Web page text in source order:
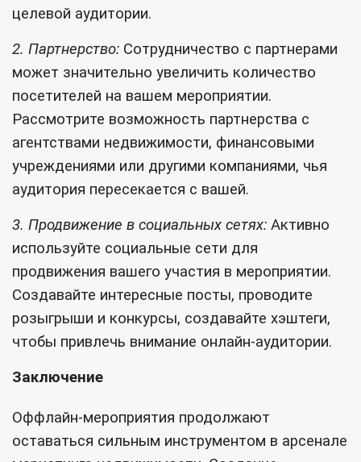
целевой аудитории.
2. Партнерство: Сотрудничество с партнерами
может значительно увеличить количество
посетителей на вашем мероприятии.
Рассмотрите возможность партнерства с
агентствами недвижимости, финансовыми
учреждениями или другими компаниями, чья
аудитория пересекается с вашей.
3. Продвижение в социальных сетях: Активно
используйте социальные сети для
продвижения вашего участия в мероприятии.
Создавайте интересные посты, проводите
розыгрыши и конкурсы, создавайте хэштеги,
чтобы привлечь внимание онлайн-аудитории.
Заключение
Оффлайн-мероприятия продолжают
оставаться сильным инструментом в арсенале